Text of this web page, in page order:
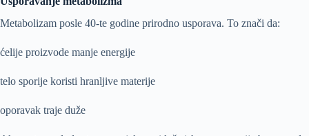
Metabolizam posle 40-te godine prirodno usporava. To znači da:
ćelije proizvode manje energije
telo sporije koristi hranljive materije
oporavak traje duže